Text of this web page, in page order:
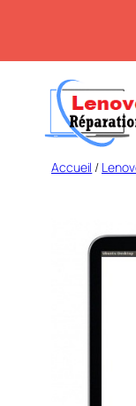
contenu
Accueil /